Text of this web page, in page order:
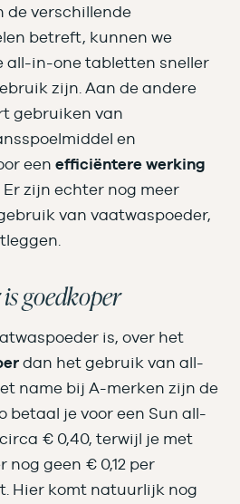
de verschillende
betreft, kunnen we
all-in-one tabletten sneller
zijn. Aan de andere
gebruiken van
en
een efficiëntere werking
zijn echter nog meer
van vaatwaspoeder,
goedkoper
is, over het
dan het gebruik van all-
name bij A-merken zijn de
betaal je voor een Sun all-
€ 0,40, terwijl je met
nog geen € 0,12 per
Hier komt natuurlijk nog